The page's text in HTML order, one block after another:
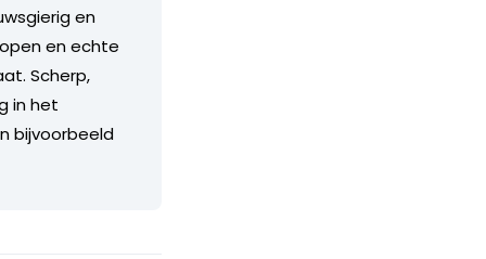
en
en echte
Scherp,
in het
bijvoorbeeld